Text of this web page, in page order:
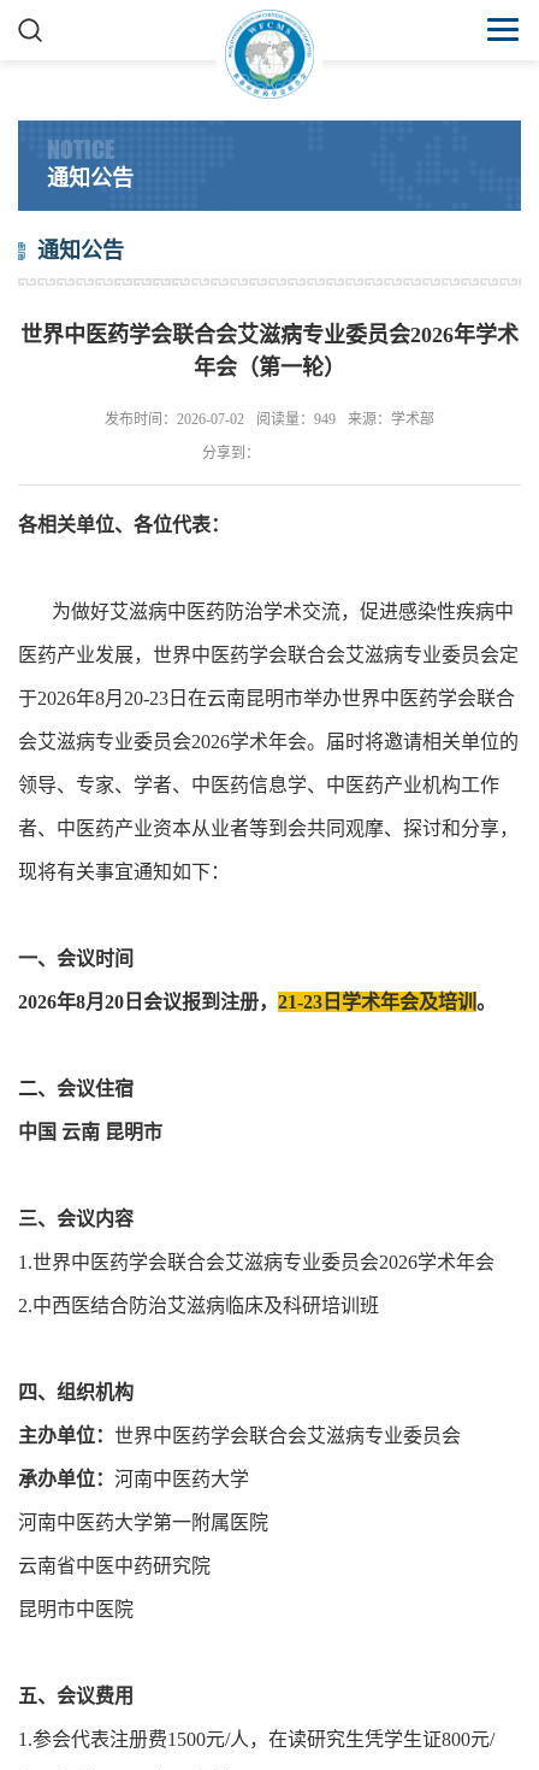
NOTICE
通知公告
通知公告
世界中医药学会联合会艾滋病专业委员会2026年学术
年会（第一轮）
发布时间：2026-07-02 阅读量：949
来源：学术部
分享到：
各相关单位、各位代表：
为做好艾滋病中医药防治学术交流，促进感染性疾病中
医药产业发展，世界中医药学会联合会艾滋病专业委员会定
于2026年8月20-23日在云南昆明市举办世界中医药学会联合
会艾滋病专业委员会2026学术年会。届时将邀请相关单位的
领导、专家、学者、中医药信息学、中医药产业机构工作
者、中医药产业资本从业者等到会共同观摩、探讨和分享，
现将有关事宜通知如下：
一、会议时间
2026年8月20日会议报到注册， 21-23日学术年会及培训 。
二、会议住宿
中国 云南 昆明市
三、会议内容
1.世界中医药学会联合会艾滋病专业委员会2026学术年会
2.中西医结合防治艾滋病临床及科研培训班
四、组织机构
主办单位： 世界中医药学会联合会艾滋病专业委员会
承办单位： 河南中医药大学
河南中医药大学第一附属医院
云南省中医中药研究院
昆明市中医院
五、会议费用
1.参会代表注册费1500元/人，在读研究生凭学生证800元/